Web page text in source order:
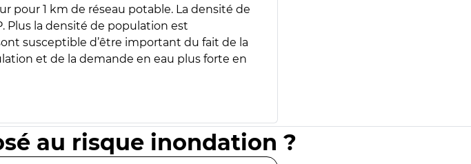
pour 1 km de réseau potable. La densité de
Plus la densité de population est
susceptible d’être important du fait de la
et de la demande en eau plus forte en
au risque inondation ?